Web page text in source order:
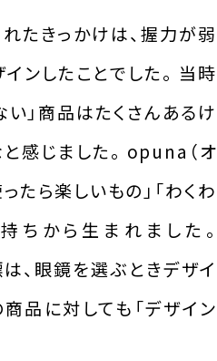
たきっかけは、握力が弱
ンしたことでした。 当時
い」商品はたくさんあるけ
感じました。 opuna（オ
たら楽しいもの」「わくわ
ちから生まれました。
、眼鏡を選ぶときデザイ
品に対しても「デザイン